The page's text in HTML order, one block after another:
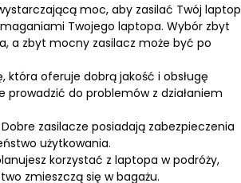
moc, aby zasilać Twój laptop
Twojego laptopa. Wybór zbyt
a zbyt mocny zasilacz może być po
która oferuje dobrą jakość i obsługę
do problemów z działaniem
zasilacze posiadają zabezpieczenia
użytkowania.
korzystać z laptopa w podróży,
zmieszczą się w bagażu.